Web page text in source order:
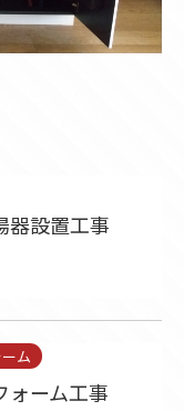
器設置工事
ム
ォーム工事